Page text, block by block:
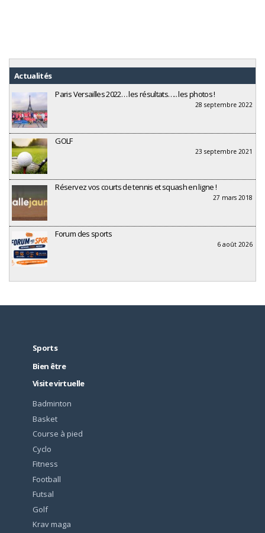
Actualités
Paris Versailles 2022… les résultats….. les photos !
28 septembre 2022
GOLF
23 septembre 2021
Réservez vos courts de tennis et squash en ligne !
27 mars 2018
Forum des sports
6 août 2026
Sports
Bien être
Visite virtuelle
Badminton
Basket
Course à pied
Cyclo
Fitness
Football
Futsal
Golf
Krav maga